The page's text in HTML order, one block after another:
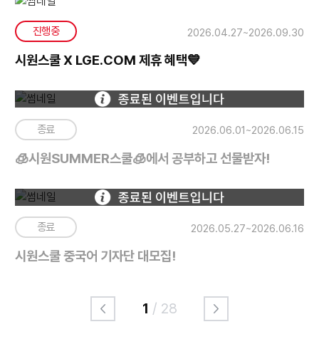
시원스쿨 X LGE.COM 제휴 혜택💙
진행중 2026.04.27~2026.09.30
🧊시원SUMMER스쿨🧊에서 공부하고 선물받자!
종료 2026.06.01~2026.06.15
시원스쿨 중국어 기자단 대모집!
종료 2026.05.27~2026.06.16
1 / 28